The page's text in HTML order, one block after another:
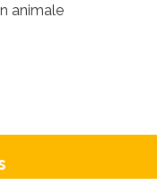
animale